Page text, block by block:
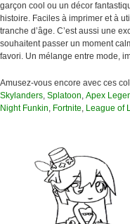
garçon cool ou un décor
histoire. Faciles à imprimer et à
tranche d’âge. C’est aussi une
souhaitent passer un moment
favori. Un mélange entre mode,
Amusez-vous encore avec ces
Skylanders, Splatoon, Apex
Night Funkin, Fortnite, League of